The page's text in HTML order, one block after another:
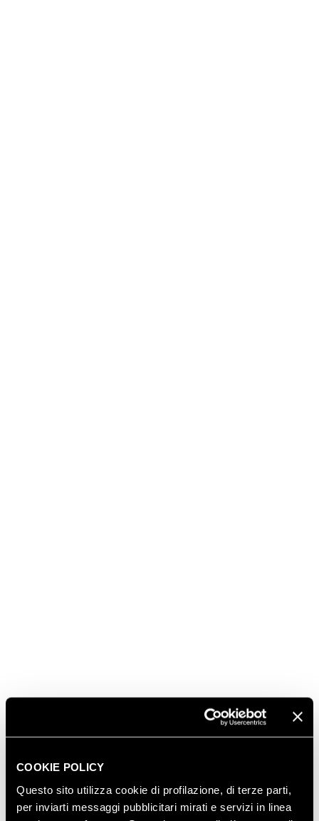
COOKIE POLICY
Questo sito utilizza cookie di profilazione, di terze parti,
per inviarti messaggi pubblicitari mirati e servizi in linea